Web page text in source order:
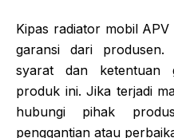
Kipas radiator mobil
garansi dari produsen.
syarat dan ketentuan
produk ini. Jika terjadi
hubungi pihak
penggantian atau